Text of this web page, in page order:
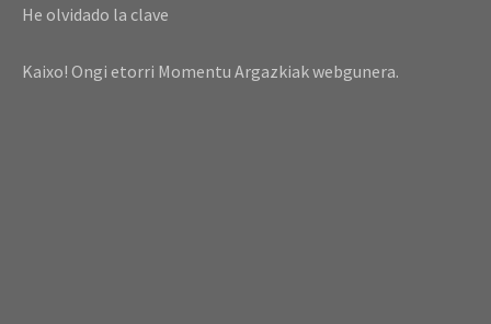
He olvidado la clave
Kaixo! Ongi etorri Momentu Argazkiak webgunera.